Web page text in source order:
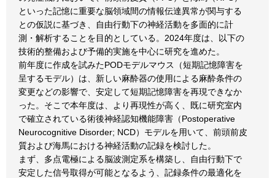
といった記憶に重要な脳領域間の情報伝達異常が関与する
との仮説に基づき、自由行動下の神経活動を多面的に計
測・解析することを目的としている。2024年度は、以下の
技術的整備および予備的実施を中心に研究を進めた。
前年度に作成を試みたPODモデルマウス（短期記憶障害を
呈するモデル）は、新しい麻酔器の使用による麻酔条件の
変更などの影響で、安定して短期記憶障害を再現できなか
った。そこで本年度は、より再現性が高く、既に研究室内
で確立されている術後神経認知機能障害（Postoperative
Neurocognitive Disorder; NCD）モデルを用いて、前頭前皮
質および海馬における神経活動の記録を検討した。
まず、多点電極による脳波測定系を構築し、自由行動下で
安定した信号取得が可能となるよう、記録条件の最適化を